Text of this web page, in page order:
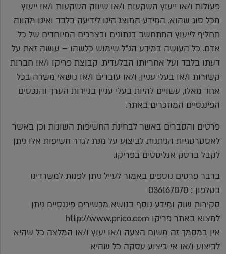
פעולות ו/או ייעוץ השקעות ו/או שיווק השקעות ו/או ייעוץ
מכל סוג שהוא. המידע המוצג הינו לידיעה בלבד ואינו מהווה
תחליף לייעוץ המתחשב בנתונים ובצרכים המיוחדים של כל
אדם. כל העושה במידע הנ"ל שימוש כלשהו – עושה זאת על
דעתו בלבד ועל אחריותו הבלעדית. קבוצת פריקו ו/או חברות
קשורות ו/או בעלי עניין, ו/או עובדים ו/או נושאי משרה בכל
אחד מאלו, עשויים להיות בעלי עניין בניירות הערך והנכסים
הפיננסיים המוזכרים באתר.
פרטים והסברים באשר לבחינת החשיפות השונות וכן באשר
לאסטרטגיות הניתנות לביצוע על מנת לגדר חשיפות אלו ניתן
לקבל בדסק אנליסטים בפריקו.
בדבר פרטים נוספים באמור לעייל ניתן לפנות למשרדינו
בטלפון : 036167070
סקירות שוק ומידע נוסף בנושא מכשירים פיננסיים ניתן
למצוא באתר פריקו http://www.prico.com
אין במסמך זה משום הצעה ו/או יעוץ ו/או המלצה כל שהיא
לביצוע ו/או אי ביצוע עסקה כל שהיא